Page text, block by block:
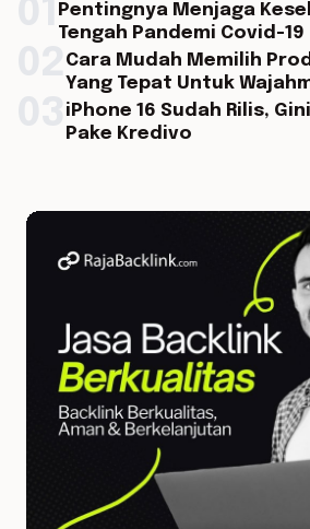
Pentingnya Menjaga
Tengah Pandemi Covid-19
Cara Mudah Memilih
Yang Tepat Untuk
iPhone 16 Sudah Rilis,
Pake Kredivo